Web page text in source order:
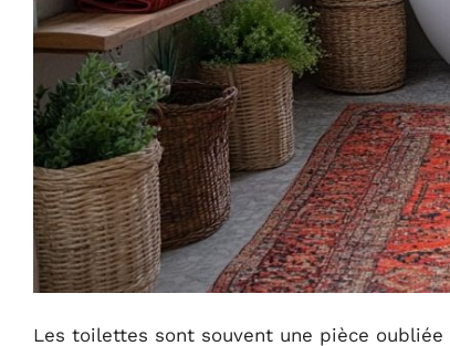
Les toilettes sont souvent une pièce